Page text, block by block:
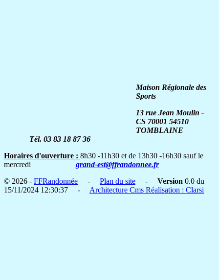
Maison Régionale des
Sports
13 rue Jean Moulin -
CS 70001 54510
TOMBLAINE
Tél. 03 83 18 87 36
Horaires d'ouverture : 8h30 -11h30 et de 13h30 -16h30 sauf le
mercredi grand-est@ffrandonnee.fr
© 2026 - FFRandonnée - Plan du site - Version 0.0 du
15/11/2024 12:30:37 - Architecture Cms Réalisation : Clarsi